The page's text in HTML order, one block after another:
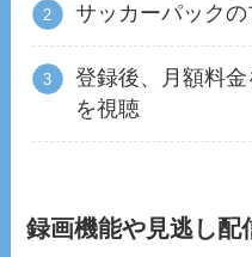
サッカーパック
登録後、月額料
を視聴
録画機能や見逃し配